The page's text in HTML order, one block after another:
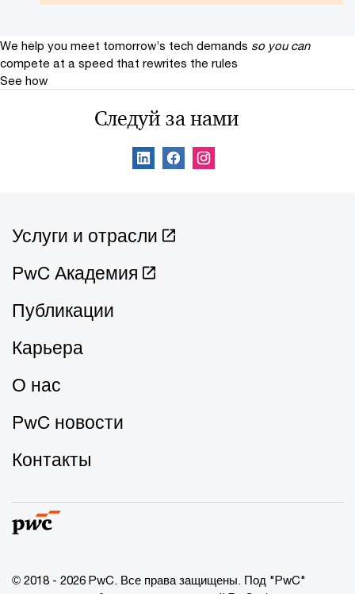
We help you meet tomorrow’s tech demands so you can
compete at a speed that rewrites the rules
See how
Следуй за нами
Услуги и отрасли
PwC Академия
Публикации
Карьера
О нас
PwC новости
Контакты
© 2018 - 2026 PwC. Все права защищены. Под "PwC"